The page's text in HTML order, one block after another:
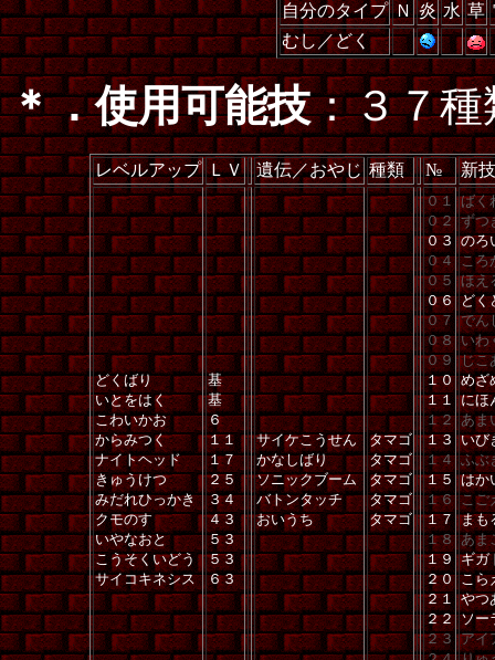
自分のタイプ Ｎ 炎 水 草
むし／どく
＊．使用可能技：３７種
レベルアップ ＬＶ 遺伝／おやじ 種類 № 新
どくばり
いとをはく
こわいかお
からみつく
ナイトヘッド
きゅうけつ
みだれひっかき
クモのす
いやなおと
こうそくいどう
サイコキネシス
基
基
６
１１
１７
２５
３４
４３
５３
５３
６３
サイケこうせん
かなしばり
ソニックブーム
バトンタッチ
おいうち
タマゴ
タマゴ
タマゴ
タマゴ
タマゴ
０１
０２
０３
０４
０５
０６
０７
０８
０９
１０
１１
１２
１３
１４
１５
１６
１７
１８
１９
２０
２１
２２
２３
ばく
ずつ
のろ
ころ
ほえ
どく
でん
いわ
じこ
めざ
にほ
あま
いび
ふぶ
はか
こご
まも
あま
ギガ
こら
やつ
ソー
アイ